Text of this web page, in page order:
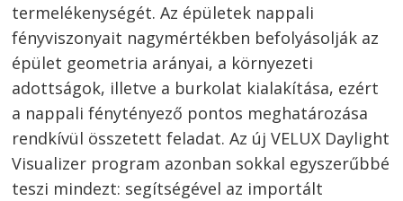
termelékenységét. Az épületek nappali
fényviszonyait nagymértékben befolyásolják az
épület geometria arányai, a környezeti
adottságok, illetve a burkolat kialakítása, ezért
a nappali fénytényező pontos meghatározása
rendkívül összetett feladat. Az új VELUX Daylight
Visualizer program azonban sokkal egyszerűbbé
teszi mindezt: segítségével az importált